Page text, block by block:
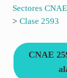
Sectores CNAE
> Clase 2593
CNAE